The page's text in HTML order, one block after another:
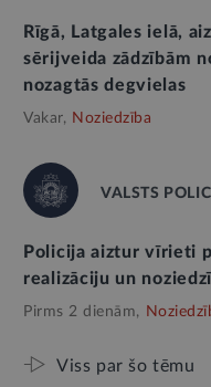
Rīgā, Latgales ielā,
sērijveida zādzībām
nozagtās degvielas
Vakar, Noziedzība
VALSTS
Policija aiztur vīrieti
realizāciju un
Pirms 2 dienām,
Viss par šo tēmu